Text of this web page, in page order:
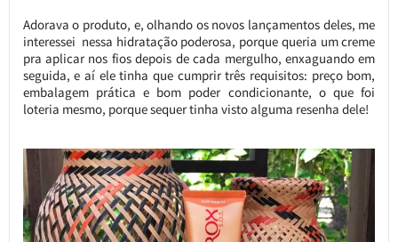
Adorava o produto, e, olhando os novos lançamentos deles, me
interessei nessa hidratação poderosa, porque queria um creme
pra aplicar nos fios depois de cada mergulho, enxaguando em
seguida, e aí ele tinha que cumprir três requisitos: preço bom,
embalagem prática e bom poder condicionante, o que foi
loteria mesmo, porque sequer tinha visto alguma resenha dele!